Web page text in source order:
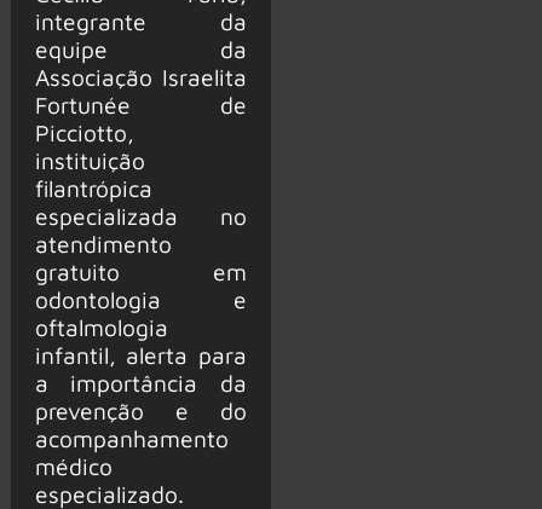
integrante da
equipe da
Associação Israelita
Fortunée de
Picciotto,
instituição
filantrópica
especializada no
atendimento
gratuito em
odontologia e
oftalmologia
infantil, alerta para
a importância da
prevenção e do
acompanhamento
médico
especializado.